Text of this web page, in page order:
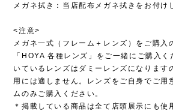
メガネ拭き：当店配布メガネ拭きをお付け
<注意>
メガネ一式（フレーム＋レンズ）をご購入
「HOYA 各種レンズ」をご一緒にご購入
いているレンズはダミーレンズになります
用には適しません。レンズをご自身でご用
ムのみご購入ください。
＊掲載している商品は全て店頭展示にも使